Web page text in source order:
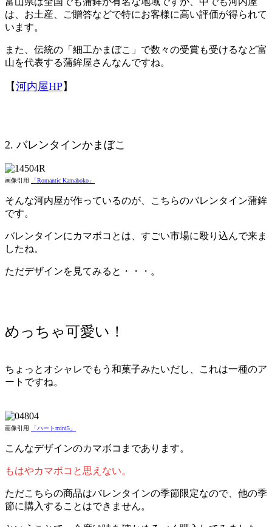
は、お土産、ご贈答などで特にお客様に高い評価が得られて
います。
また、伝統の「細工かまぼこ」で数々の受賞も受けるなど富
山を代表する蒲鉾屋さんなんですね。
【河内屋HP】
2. バレンタインかまぼこ
画像引用 「Romantic Kamaboko」
そんな河内屋が作っているのが、こちらのバレンタイン蒲鉾
です。
バレンタインにカマボコとは、すごい市場に殴り込んで来ま
したね。
ただデザインを見てみると・・・。
めっちゃ可愛い！
ちょっとオシャレでもう和菓子みたいだし、これは一種のア
ートですね。
画像引用 「ハートmini5」
こんなデザインのカマボコまであります。
もはやカマボコと思えない。
ただこちらの商品はバレンタインの季節限定なので、他の季
節に購入することはできません。